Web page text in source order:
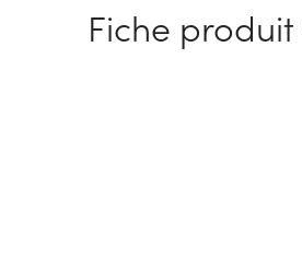
Fiche